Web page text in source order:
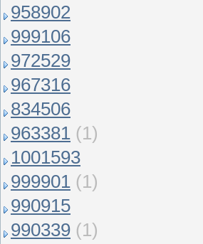
958902
999106
972529
967316
834506
963381 (1)
1001593
999901 (1)
990915
990339 (1)